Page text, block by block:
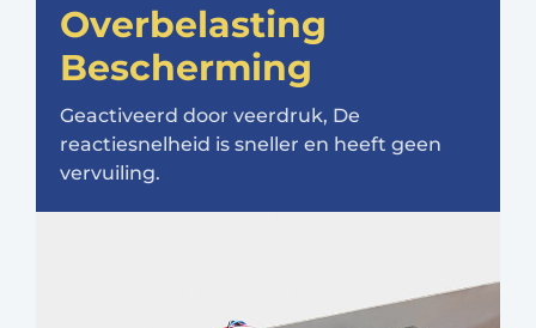
Overbelasting
Bescherming
Geactiveerd door veerdruk, De
reactiesnelheid is sneller en heeft geen
vervuiling.